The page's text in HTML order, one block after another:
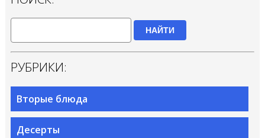
НАЙТИ
РУБРИКИ:
Вторые блюда
Десерты